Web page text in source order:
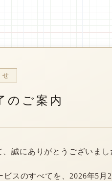
のご案内
誠にありがとうございまし
スのすべてを、2026年5月